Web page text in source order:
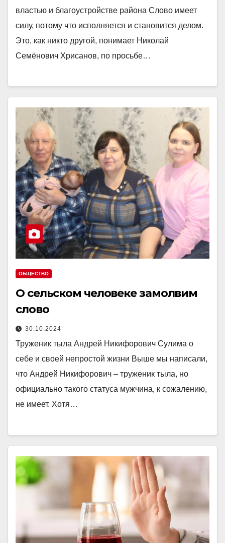
властью и благоустройстве района Слово имеет
силу, потому что исполняется и становится делом.
Это, как никто другой, понимает Николай
Семёнович Хрисанов, по просьбе…
ОБЩЕСТВО
О сельском человеке замолвим
слово
30.10.2024
Труженик тыла Андрей Никифорович Сулима о
себе и своей непростой жизни Выше мы написали,
что Андрей Никифорович – труженик тыла, но
официально такого статуса мужчина, к сожалению,
не имеет. Хотя…